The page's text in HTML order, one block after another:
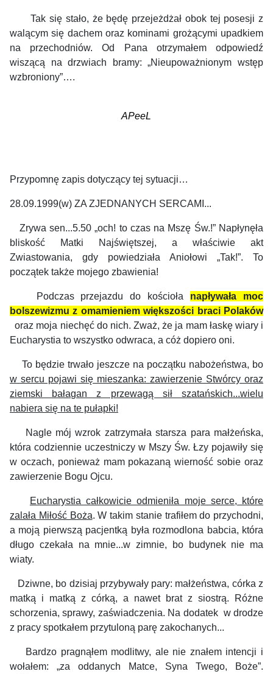
Tak się stało, że będę przejeżdżał obok tej posesji z
walącym się dachem oraz kominami grożącymi upadkiem
na przechodniów. Od Pana otrzymałem odpowiedź
wiszącą na drzwiach bramy: „Nieupoważnionym wstęp
wzbroniony”….
APeeL
Przypomnę zapis dotyczący tej sytuacji…
28.09.1999(w) ZA ZJEDNANYCH SERCAMI...
Zrywa sen...5.50 „och! to czas na Mszę Św.!” Napłynęła
bliskość Matki Najświętszej, a właściwie akt
Zwiastowania, gdy powiedziała Aniołowi „Tak!”. To
początek także mojego zbawienia!
Podczas przejazdu do kościoła napływała moc
bolszewizmu z omamieniem większości braci Polaków
oraz moja niechęć do nich. Zważ, że ja mam łaskę wiary i
Eucharystia to wszystko odwraca, a cóż dopiero oni.
To będzie trwało jeszcze na początku nabożeństwa, bo
w sercu pojawi się mieszanka: zawierzenie Stwórcy oraz
ziemski bałagan z przewagą sił szatańskich...wielu
nabiera się na te pułapki!
Nagle mój wzrok zatrzymała starsza para małżeńska,
która codziennie uczestniczy w Mszy Św. Łzy pojawiły się
w oczach, ponieważ mam pokazaną wierność sobie oraz
zawierzenie Bogu Ojcu.
Eucharystia całkowicie odmieniła moje serce, które
zalała Miłość Boża. W takim stanie trafiłem do przychodni,
a moją pierwszą pacjentką była rozmodlona babcia, która
długo czekała na mnie...w zimnie, bo budynek nie ma
wiaty.
Dziwne, bo dzisiaj przybywały pary: małżeństwa, córka z
matką i matką z córką, a nawet brat z siostrą. Różne
schorzenia, sprawy, zaświadczenia. Na dodatek w drodze
z pracy spotkałem przytuloną parę zakochanych...
Bardzo pragnąłem modlitwy, ale nie znałem intencji i
wołałem: „za oddanych Matce, Syna Twego, Boże”.